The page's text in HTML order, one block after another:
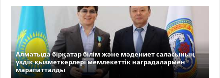
Алматыда бірқатар білім және мәдениет саласының
үздік қызметкерлері мемлекеттік наградалармен
марапатталды